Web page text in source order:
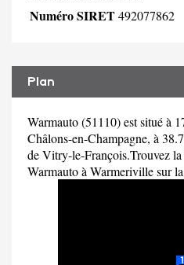
Numéro SIRET492077862
Plan
Warmauto (51110) est situé à
Châlons-en-Champagne, à
de Vitry-le-François.Trouvez
Warmauto à Warmeriville sur